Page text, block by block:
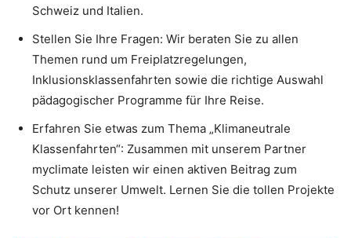
Schweiz und Italien.
Stellen Sie Ihre Fragen: Wir beraten Sie zu allen
Themen rund um Freiplatzregelungen,
Inklusionsklassenfahrten sowie die richtige Auswahl
pädagogischer Programme für Ihre Reise.
Erfahren Sie etwas zum Thema „Klimaneutrale
Klassenfahrten“: Zusammen mit unserem Partner
myclimate leisten wir einen aktiven Beitrag zum
Schutz unserer Umwelt. Lernen Sie die tollen Projekte
vor Ort kennen!